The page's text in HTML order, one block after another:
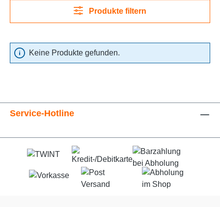
Produkte filtern
Keine Produkte gefunden.
Service-Hotline